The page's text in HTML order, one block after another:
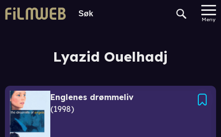
Meny
Lyazid Ouelhadj
Englenes drømmeliv
1998